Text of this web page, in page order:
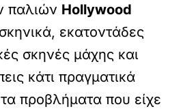
παλιών Hollywood
εκατοντάδες
σκηνές μάχης και
κάτι πραγματικά
προβλήματα που είχε